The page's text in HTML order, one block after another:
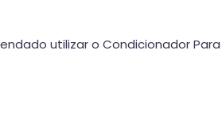
utilizar o Condicionador